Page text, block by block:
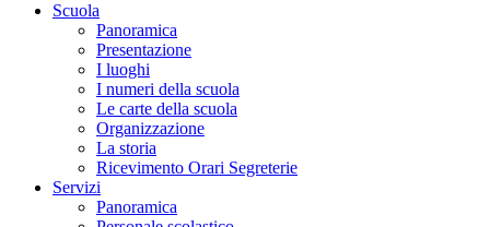
Scuola
Panoramica
Presentazione
I luoghi
I numeri della scuola
Le carte della scuola
Organizzazione
La storia
Ricevimento Orari Segreterie
Servizi
Panoramica